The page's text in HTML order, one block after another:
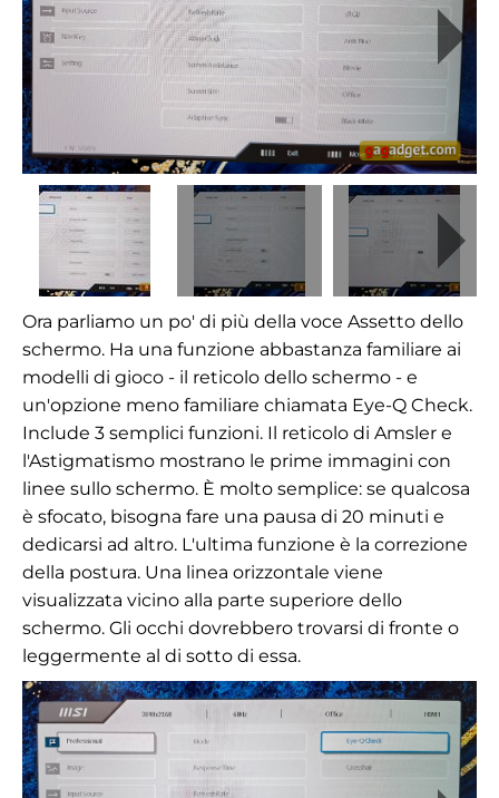
Ora parliamo un po' di più della voce Assetto dello
schermo. Ha una funzione abbastanza familiare ai
modelli di gioco - il reticolo dello schermo - e
un'opzione meno familiare chiamata Eye-Q Check.
Include 3 semplici funzioni. Il reticolo di Amsler e
l'Astigmatismo mostrano le prime immagini con
linee sullo schermo. È molto semplice: se qualcosa
è sfocato, bisogna fare una pausa di 20 minuti e
dedicarsi ad altro. L'ultima funzione è la correzione
della postura. Una linea orizzontale viene
visualizzata vicino alla parte superiore dello
schermo. Gli occhi dovrebbero trovarsi di fronte o
leggermente al di sotto di essa.